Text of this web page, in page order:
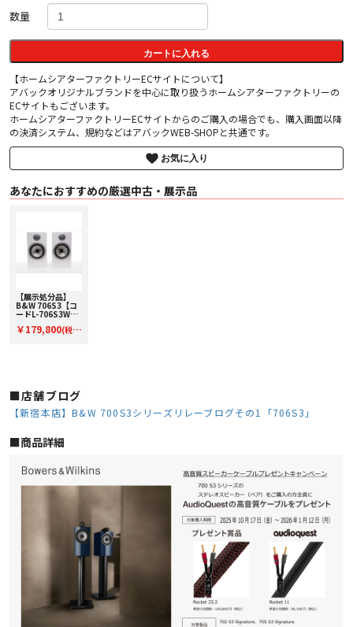
数量
カートに入れる
【ホームシアターファクトリーECサイトについて】
アバックオリジナルブランドを中心に取り扱うホームシアターファクトリーの
ECサイトもございます。
ホームシアターファクトリーECサイトからのご購入の場合でも、購入画面以降
の決済システム、規約などはアバックWEB-SHOPと共通です。
お気に入り
あなたにおすすめの厳選中古・展示品
【展示処分品】
B&W 706S3【コ
ードL-706S3W】
ピーカー(ペア)
￥179,800(税
■店舗ブログ
【新宿本店】B&W 700S3シリーズリレーブログその1「706S3」
■︎商品詳細